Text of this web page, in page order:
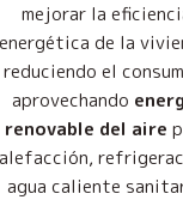
mejorar la
energética de la
reduciendo el
aprovechando
renovable del aire
agua caliente